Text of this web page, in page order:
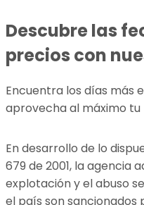
Descubre las
precios con
Encuentra los días más
aprovecha al máximo tu
En desarrollo de lo
679 de 2001, la agencia
explotación y el abuso
el país son